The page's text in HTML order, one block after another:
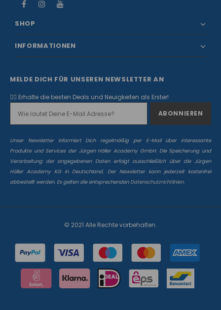
SHOP
INFORMATIONEN
MELDE DICH FÜR UNSEREN NEWSLETTER AN
✌🏻 Erhalte die besten Deals und Neuigkeiten als Erster!
Unser Newsletter informiert Dich regelmäßig per E-Mail über interessante
Produkte und Services der Jürgen Höller Academy GmbH. Die Speicherung und
Verarbeitung der angegebenen Daten erfolgt ausschließlich über die Jürgen
Höller Academy KG in Deutschland. Der Newsletter kann jederzeit kostenfrei
abbestellt werden. Es gelten die entsprechenden Datenschutzrichtlinien.
© 2021 Alle Rechte vorbehalten.